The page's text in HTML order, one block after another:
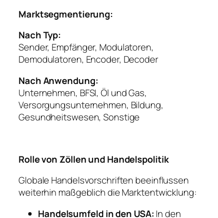
Marktsegmentierung:
Nach Typ:
Sender, Empfänger, Modulatoren,
Demodulatoren, Encoder, Decoder
Nach Anwendung:
Unternehmen, BFSI, Öl und Gas,
Versorgungsunternehmen, Bildung,
Gesundheitswesen, Sonstige
Rolle von Zöllen und Handelspolitik
Globale Handelsvorschriften beeinflussen
weiterhin maßgeblich die Marktentwicklung:
Handelsumfeld in den USA:In den